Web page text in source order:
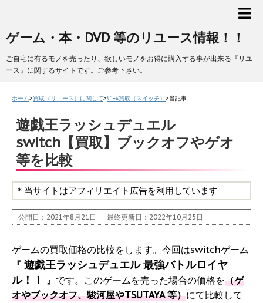
ゲーム・本・DVD 等のリユース情報！！
ご自宅に有るモノを売ったり、欲しいモノをお得に購入する事が出来る『リユ
ース』に関するサイトです。ご参考下さい。
ホーム>買取（リユース）に関して>ｹﾞｰﾑ買取（スイッチ） >当記事
遊戯王ラッシュデュエル
switch【買取】ブックオフやゲオ
等を比較
＊当サイトはアフィリエイト広告を利用しています
公開日：2021年8月21日 最終更新日：2022年10月25日
ゲームの買取価格の比較をします。今回はswitchゲーム
『 遊戯王ラッシュデュエル 最強バトルロイヤ
ル！！
』 です。このゲームを売った場合の価格を（ゲ
オやブックオフ、駿河屋やTSUTAYA 等）にて比較して